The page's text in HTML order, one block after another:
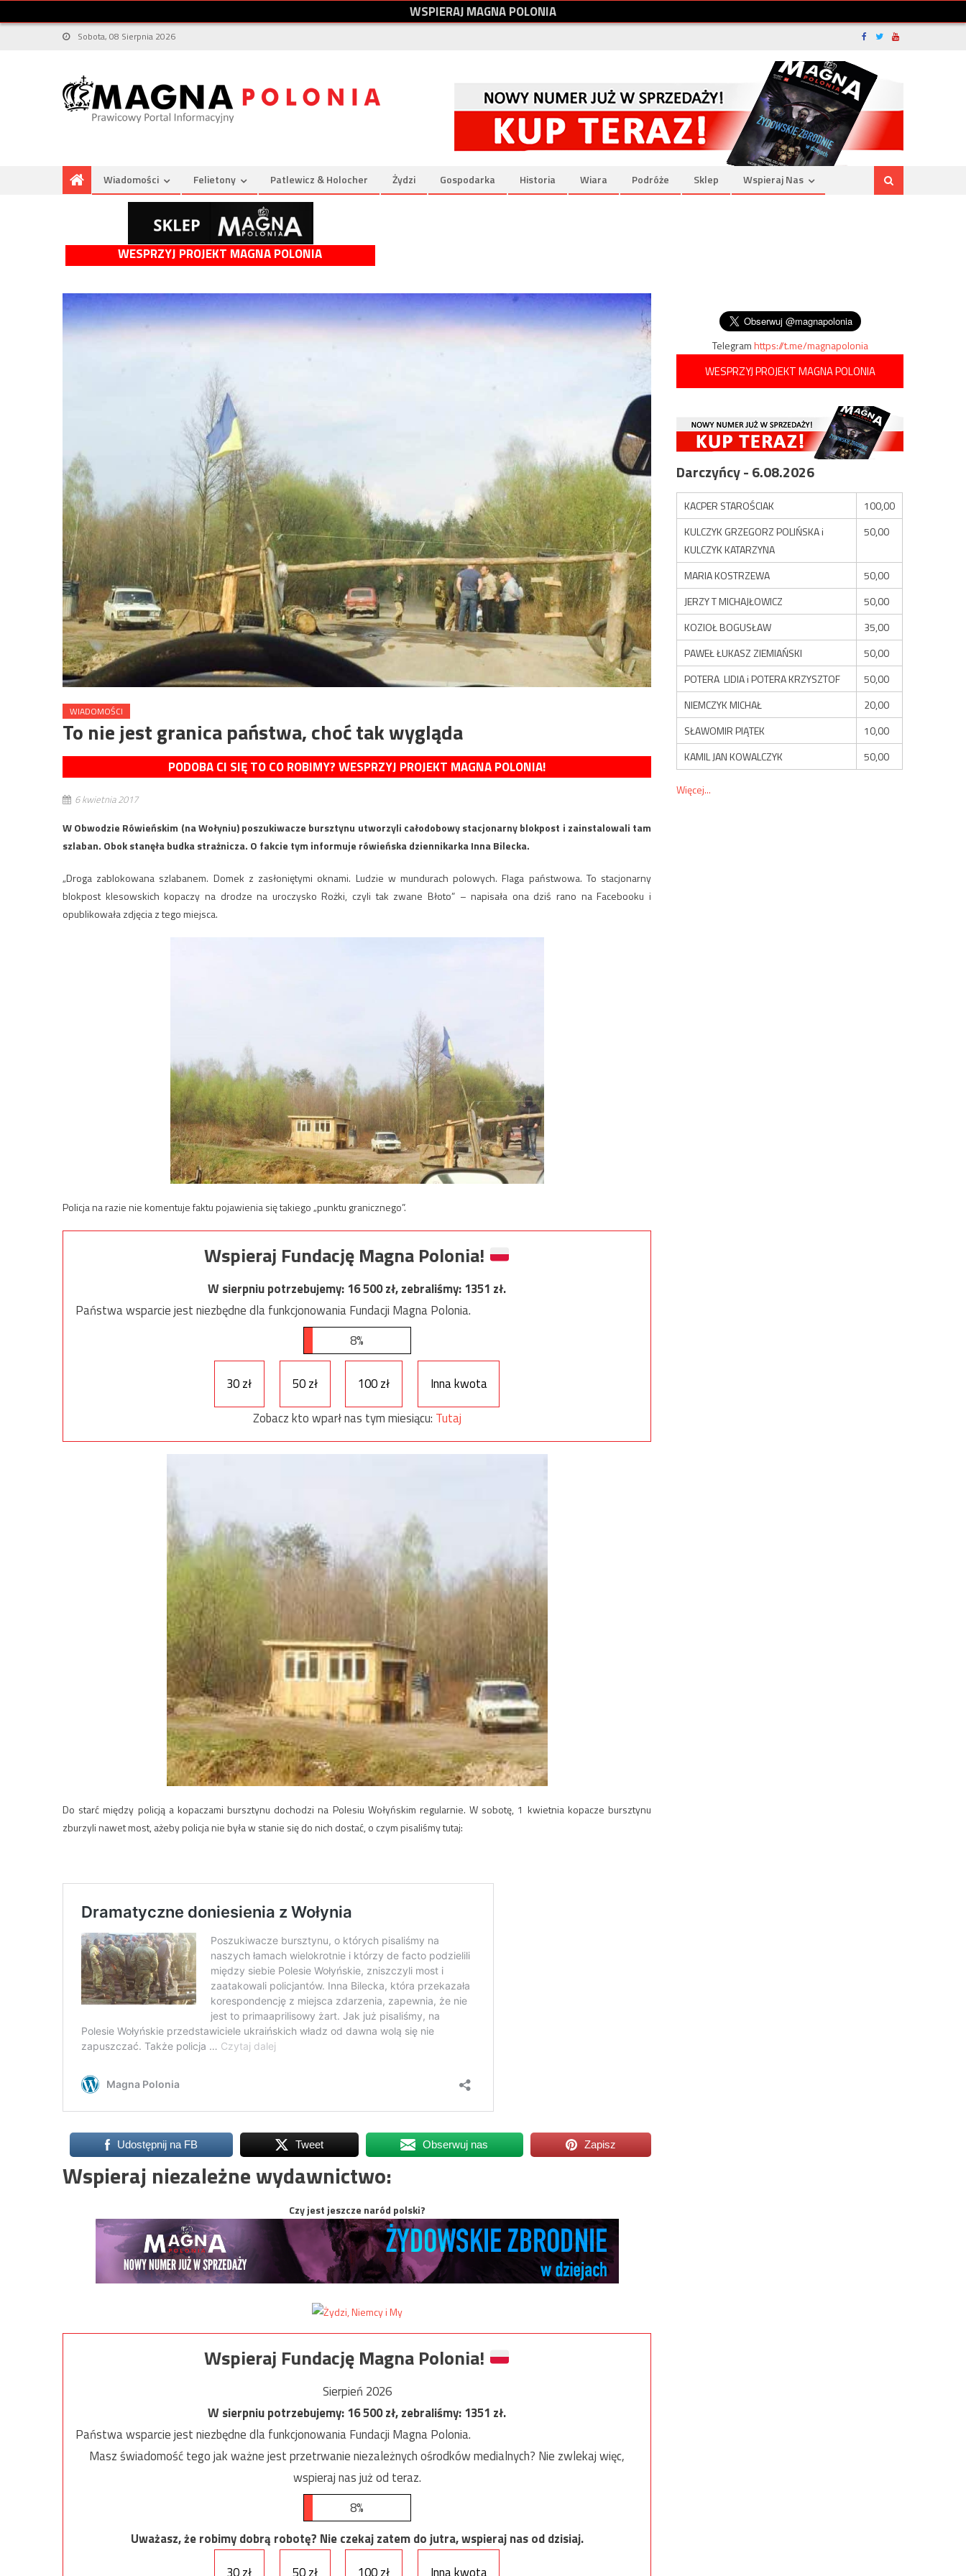
WSPIERAJMAGNAPOLONIA
Sobota, 08 Sierpnia 2026
Wiadomości Felietony Patlewicz & Holocher Żydzi Gospodarka Historia Wiara Podróże Sklep Wspieraj Nas
WESPRZYJ PROJEKT MAGNA POLONIA
WIADOMOŚCI
To nie jest granica państwa, choć tak wygląda
PODOBA CI SIĘ TO CO ROBIMY? WESPRZYJ PROJEKT MAGNA POLONIA!
6 kwietnia 2017
W Obwodzie Rówieńskim (na Wołyniu) poszukiwacze bursztynu utworzyli całodobowy stacjonarny blokpost i zainstalowali tam
szlaban. Obok stanęła budka strażnicza. O fakcie tym informuje rówieńska dziennikarka Inna Bilecka.
„Droga zablokowana szlabanem. Domek z zasłoniętymi oknami. Ludzie w mundurach polowych. Flaga państwowa. To stacjonarny
blokpost klesowskich kopaczy na drodze na uroczysko Rożki, czyli tak zwane Błoto” – napisała ona dziś rano na Facebooku i
opublikowała zdjęcia z tego miejsca.
Policja na razie nie komentuje faktu pojawienia się takiego „punktu granicznego”.
Wspieraj Fundację Magna Polonia!
W sierpniu potrzebujemy:16 500zł, zebraliśmy:1351 zł.
Państwa wsparcie jest niezbędne dla funkcjonowania Fundacji Magna Polonia.
8%
30 zł 50 zł 100 zł
Inna kwota
Zobacz kto wparł nas tym miesiącu: Tutaj
Do starć między policją a kopaczami bursztynu dochodzi na Polesiu Wołyńskim regularnie. W sobotę, 1 kwietnia kopacze bursztynu
zburzyli nawet most, ażeby policja nie była w stanie się do nich dostać, o czym pisaliśmy tutaj:
Udostępnij na FB Tweet Obserwuj nas Zapisz
Wspieraj niezależne wydawnictwo:
Czy jest jeszcze naród polski?
Wspieraj Fundację Magna Polonia!
Sierpień 2026
W sierpniu potrzebujemy:16 500zł, zebraliśmy:1351 zł.
Państwa wsparcie jest niezbędne dla funkcjonowania Fundacji Magna Polonia.
Masz świadomość tego jak ważne jest przetrwanie niezależnych ośrodków medialnych? Nie zwlekaj więc,
wspieraj nas już od teraz.
8%
Uważasz, że robimy dobrą robotę? Nie czekaj zatem do jutra, wspieraj nas od dzisiaj.
Telegramhttps://t.me/magnapolonia
WESPRZYJ PROJEKT MAGNA POLONIA
Darczyńcy - 6.08.2026
KACPER STAROŚCIAK
100,00
KULCZYK GRZEGORZ POLIŃSKA i
KULCZYK KATARZYNA
50,00
MARIA KOSTRZEWA
50,00
JERZY T MICHAJŁOWICZ
50,00
KOZIOŁ BOGUSŁAW
35,00
PAWEŁ ŁUKASZ ZIEMIAŃSKI
50,00
POTERA LIDIA i POTERA KRZYSZTOF
50,00
NIEMCZYK MICHAŁ
20,00
SŁAWOMIR PIĄTEK
10,00
KAMIL JAN KOWALCZYK
50,00
Więcej...